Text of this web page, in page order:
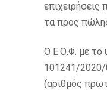
τα προς
Ο Ε.Ο.Φ. με το
101241/2020/
(αριθμός